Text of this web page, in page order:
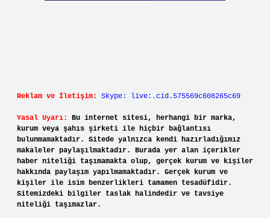
Reklam ve İletişim: Skype: live:.cid.575569c608265c69
Yasal Uyarı:
Bu internet sitesi, herhangi bir marka,
kurum veya şahıs şirketi ile hiçbir bağlantısı
bulunmamaktadır. Sitede yalnızca kendi hazırladığımız
makaleler paylaşılmaktadır. Burada yer alan içerikler
haber niteliği taşımamakta olup, gerçek kurum ve kişiler
hakkında paylaşım yapılmamaktadır. Gerçek kurum ve
kişiler ile isim benzerlikleri tamamen tesadüfidir.
Sitemizdeki bilgiler taslak halindedir ve tavsiye
niteliği taşımazlar.